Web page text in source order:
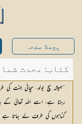
پچھلا صفحہ
کتاب: محدث شمارہ 279 - صفحہ
”ہميشہ سچ بولو، سچائى
رہتا ہے، اسے اللہ تعالىٰ
گناہوں كى طرف لے جاتا ہے